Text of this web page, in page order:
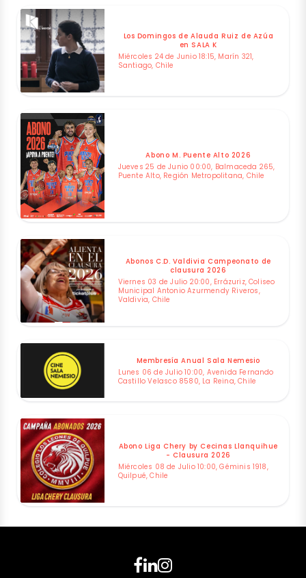
Los Domingos de Alauda Ruiz de Azúa
en SALA K
Miércoles 24 de Junio 18:15, Marín 321,
Santiago, Chile
Abono M. Puente Alto 2026
Jueves 25 de Junio 00:00, Balmaceda 265,
Puente Alto, Región Metropolitana, Chile
Abonos C.D. Valdivia Campeonato de
clausura 2026
Viernes 03 de Julio 20:00, Errázuriz, Coliseo
Municipal Antonio Azurmendy Riveros,
Valdivia, Chile
Membresía Anual Sala Nemesio
Lunes 06 de Julio 10:00, Avenida Fernando
Castillo Velasco 8580, La Reina, Chile
Abono Liga Chery by Cecinas Llanquihue
- Clausura 2026
Miércoles 08 de Julio 10:00, Géminis 1918,
Quilpué, Chile